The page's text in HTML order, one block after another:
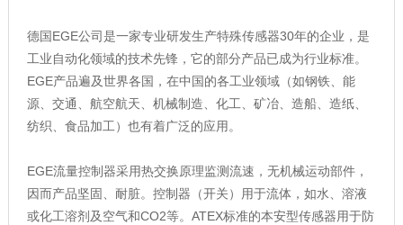
德国EGE公司是一家专业研发生产特殊传感器30年的企业，是
工业自动化领域的技术先锋，它的部分产品已成为行业标准。
EGE产品遍及世界各国，在中国的各工业领域（如钢铁、能
源、交通、航空航天、机械制造、化工、矿冶、造船、造纸、
纺织、食品加工）也有着广泛的应用。
EGE流量控制器采用热交换原理监测流速，无机械运动部件，
因而产品坚固、耐脏。控制器（开关）用于流体，如水、溶液
或化工溶剂及空气和CO2等。ATEX标准的本安型传感器用于防